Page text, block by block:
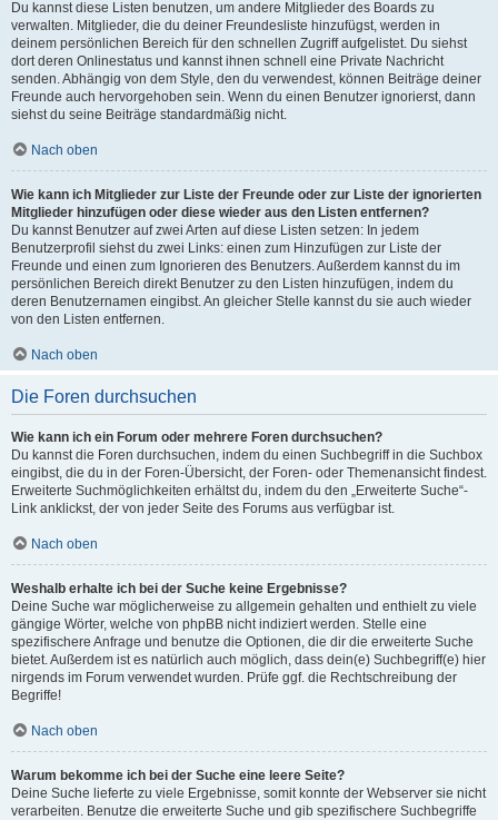
Du kannst diese Listen benutzen, um andere Mitglieder des Boards zu
verwalten. Mitglieder, die du deiner Freundesliste hinzufügst, werden in
deinem persönlichen Bereich für den schnellen Zugriff aufgelistet. Du siehst
dort deren Onlinestatus und kannst ihnen schnell eine Private Nachricht
senden. Abhängig von dem Style, den du verwendest, können Beiträge deiner
Freunde auch hervorgehoben sein. Wenn du einen Benutzer ignorierst, dann
siehst du seine Beiträge standardmäßig nicht.
Nach oben
Wie kann ich Mitglieder zur Liste der Freunde oder zur Liste der ignorierten
Mitglieder hinzufügen oder diese wieder aus den Listen entfernen?
Du kannst Benutzer auf zwei Arten auf diese Listen setzen: In jedem
Benutzerprofil siehst du zwei Links: einen zum Hinzufügen zur Liste der
Freunde und einen zum Ignorieren des Benutzers. Außerdem kannst du im
persönlichen Bereich direkt Benutzer zu den Listen hinzufügen, indem du
deren Benutzernamen eingibst. An gleicher Stelle kannst du sie auch wieder
von den Listen entfernen.
Nach oben
Die Foren durchsuchen
Wie kann ich ein Forum oder mehrere Foren durchsuchen?
Du kannst die Foren durchsuchen, indem du einen Suchbegriff in die Suchbox
eingibst, die du in der Foren-Übersicht, der Foren- oder Themenansicht findest.
Erweiterte Suchmöglichkeiten erhältst du, indem du den „Erweiterte Suche“-
Link anklickst, der von jeder Seite des Forums aus verfügbar ist.
Nach oben
Weshalb erhalte ich bei der Suche keine Ergebnisse?
Deine Suche war möglicherweise zu allgemein gehalten und enthielt zu viele
gängige Wörter, welche von phpBB nicht indiziert werden. Stelle eine
spezifischere Anfrage und benutze die Optionen, die dir die erweiterte Suche
bietet. Außerdem ist es natürlich auch möglich, dass dein(e) Suchbegriff(e) hier
nirgends im Forum verwendet wurden. Prüfe ggf. die Rechtschreibung der
Begriffe!
Nach oben
Warum bekomme ich bei der Suche eine leere Seite?
Deine Suche lieferte zu viele Ergebnisse, somit konnte der Webserver sie nicht
verarbeiten. Benutze die erweiterte Suche und gib spezifischere Suchbegriffe